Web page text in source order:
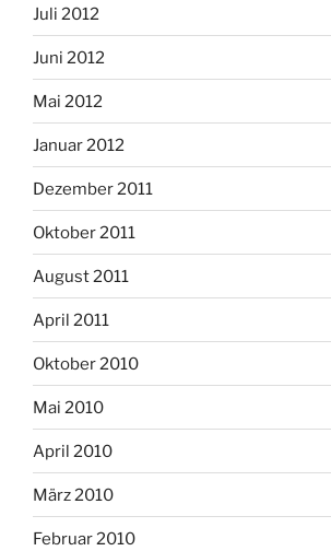
Juli 2012
Juni 2012
Mai 2012
Januar 2012
Dezember 2011
Oktober 2011
August 2011
April 2011
Oktober 2010
Mai 2010
April 2010
März 2010
Februar 2010